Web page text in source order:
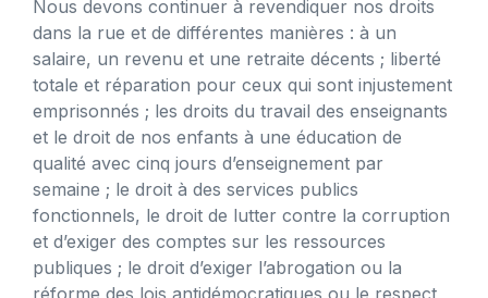
Nous devons continuer à revendiquer nos droits
dans la rue et de différentes manières : à un
salaire, un revenu et une retraite décents ; liberté
totale et réparation pour ceux qui sont injustement
emprisonnés ; les droits du travail des enseignants
et le droit de nos enfants à une éducation de
qualité avec cinq jours d’enseignement par
semaine ; le droit à des services publics
fonctionnels, le droit de lutter contre la corruption
et d’exiger des comptes sur les ressources
publiques ; le droit d’exiger l’abrogation ou la
réforme des lois antidémocratiques ou le respect